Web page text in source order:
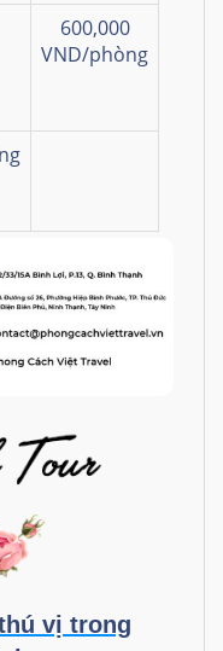
600,000
VND/phòng
vị trong